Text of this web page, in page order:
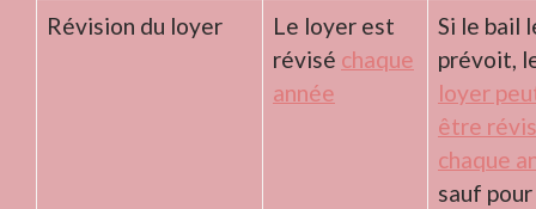
Révision du loyer
Le loyer est
révisé chaque
année
Si le bail
prévoit,
loyer
être
chaque
sauf